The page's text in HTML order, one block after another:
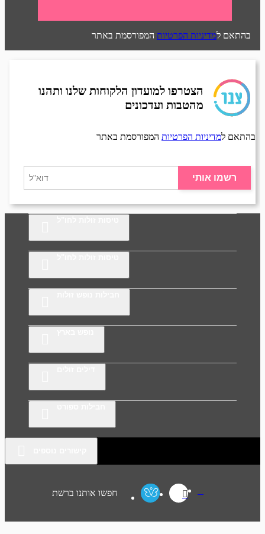
בהתאם למדיניות הפרטיות המפורסמת באתר
הצטרפו למועדון הלקוחות שלנו ותהנו
מהטבות ועדכונים
בהתאם למדיניות הפרטיות המפורסמת באתר
רשמו אותי
חפשו אותנו ברשת